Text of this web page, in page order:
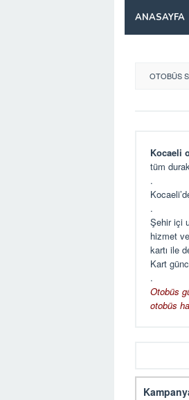
content
ANASAYFA
OTOBÜS
Kocaeli
tüm
.
.
Şehir içi
hizmet
kartı ile
Kart
.
Otobüs
otobüs